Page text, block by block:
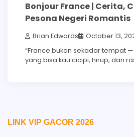
Bonjour France | Cerita,
Pesona Negeri Romantis
Brian Edwards October 13,
“France bukan sekadar tempat
yang bisa kau cicipi, hirup, dan
LINK VIP GACOR 2026